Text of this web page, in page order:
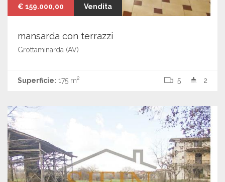
€ 159.000,00 Vendita
mansarda con terrazzi
Grottaminarda (AV)
Superficie: 175 m2 5 2